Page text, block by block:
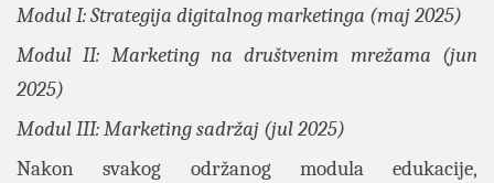
Modul I: Strategija digitalnog marketinga (maj 2025)
Modul II: Marketing na društvenim mrežama (jun
2025)
Modul III: Marketing sadržaj (jul 2025)
Nakon svakog održanog modula edukacije,